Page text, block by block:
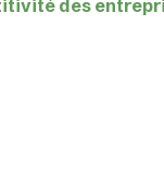
des